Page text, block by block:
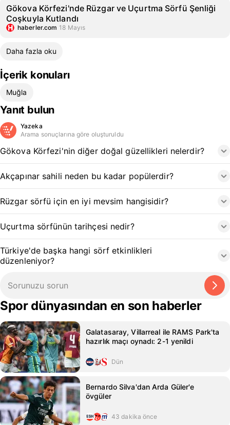
Gökova Körfezi'nde Rüzgar ve Uçurtma Sörfü Şenliği
Coşkuyla Kutlandı
haberler.com 18 Mayıs
Daha fazla oku
İçerik konuları
Muğla
Yanıt bulun
Yazeka
Arama sonuçlarına göre oluşturuldu
Gökova Körfezi'nin diğer doğal güzellikleri nelerdir?
Akçapınar sahili neden bu kadar popülerdir?
Rüzgar sörfü için en iyi mevsim hangisidir?
Uçurtma sörfünün tarihçesi nedir?
Türkiye'de başka hangi sörf etkinlikleri
düzenleniyor?
Spor dünyasından en son haberler
Galatasaray, Villarreal ile RAMS Park'ta
hazırlık maçı oynadı: 2-1 yenildi
Dün
Bernardo Silva'dan Arda Güler'e
övgüler
43 dakika önce